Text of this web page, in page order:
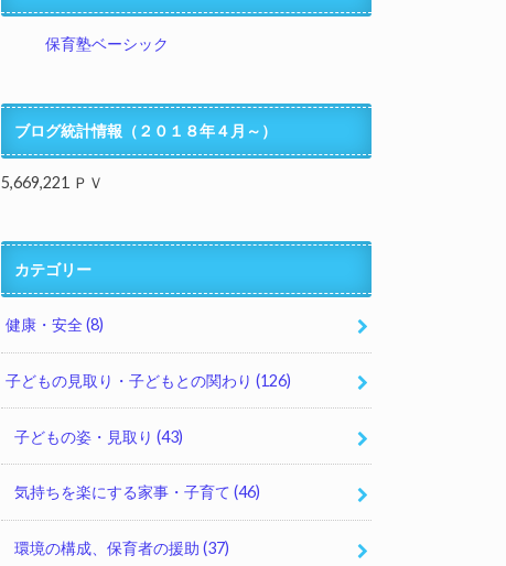
保育塾ベーシック
ブログ統計情報（２０１８年４月～）
5,669,221 ＰＶ
カテゴリー
健康・安全(8)
子どもの見取り・子どもとの関わり(126)
子どもの姿・見取り (43)
気持ちを楽にする家事・子育て (46)
環境の構成、保育者の援助 (37)